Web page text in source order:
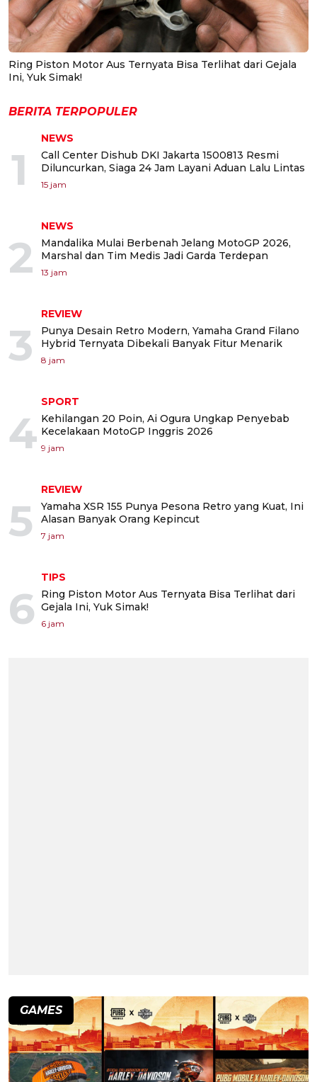
Ring Piston Motor Aus Ternyata Bisa Terlihat dari Gejala
Ini, Yuk Simak!
BERITA TERPOPULER
1
NEWS
Call Center Dishub DKI Jakarta 1500813 Resmi
Diluncurkan, Siaga 24 Jam Layani Aduan Lalu Lintas
15 jam
2
NEWS
Mandalika Mulai Berbenah Jelang MotoGP 2026,
Marshal dan Tim Medis Jadi Garda Terdepan
13 jam
3
REVIEW
Punya Desain Retro Modern, Yamaha Grand Filano
Hybrid Ternyata Dibekali Banyak Fitur Menarik
8 jam
4
SPORT
Kehilangan 20 Poin, Ai Ogura Ungkap Penyebab
Kecelakaan MotoGP Inggris 2026
9 jam
5
REVIEW
Yamaha XSR 155 Punya Pesona Retro yang Kuat, Ini
Alasan Banyak Orang Kepincut
7 jam
6
TIPS
Ring Piston Motor Aus Ternyata Bisa Terlihat dari
Gejala Ini, Yuk Simak!
6 jam
GAMES